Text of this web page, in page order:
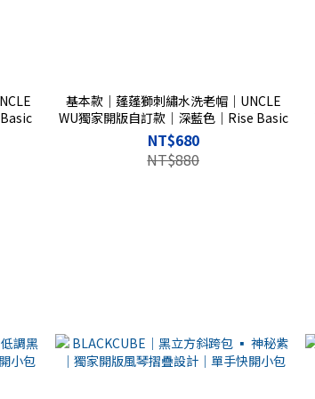
基本款｜蓬蓬獅刺繡水洗老帽｜UNCLE
WU獨家開版自訂款｜深藍色｜Rise Basic
NT$680
NT$880